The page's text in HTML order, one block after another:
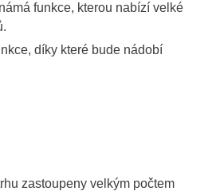
funkce, kterou nabízí velké
díky které bude nádobí
zastoupeny velkým počtem